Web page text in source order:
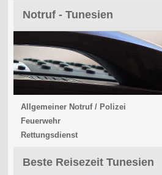
Notruf - Tunesien
Allgemeiner Notruf / Polizei
Feuerwehr
Rettungsdienst
Beste Reisezeit Tunesien